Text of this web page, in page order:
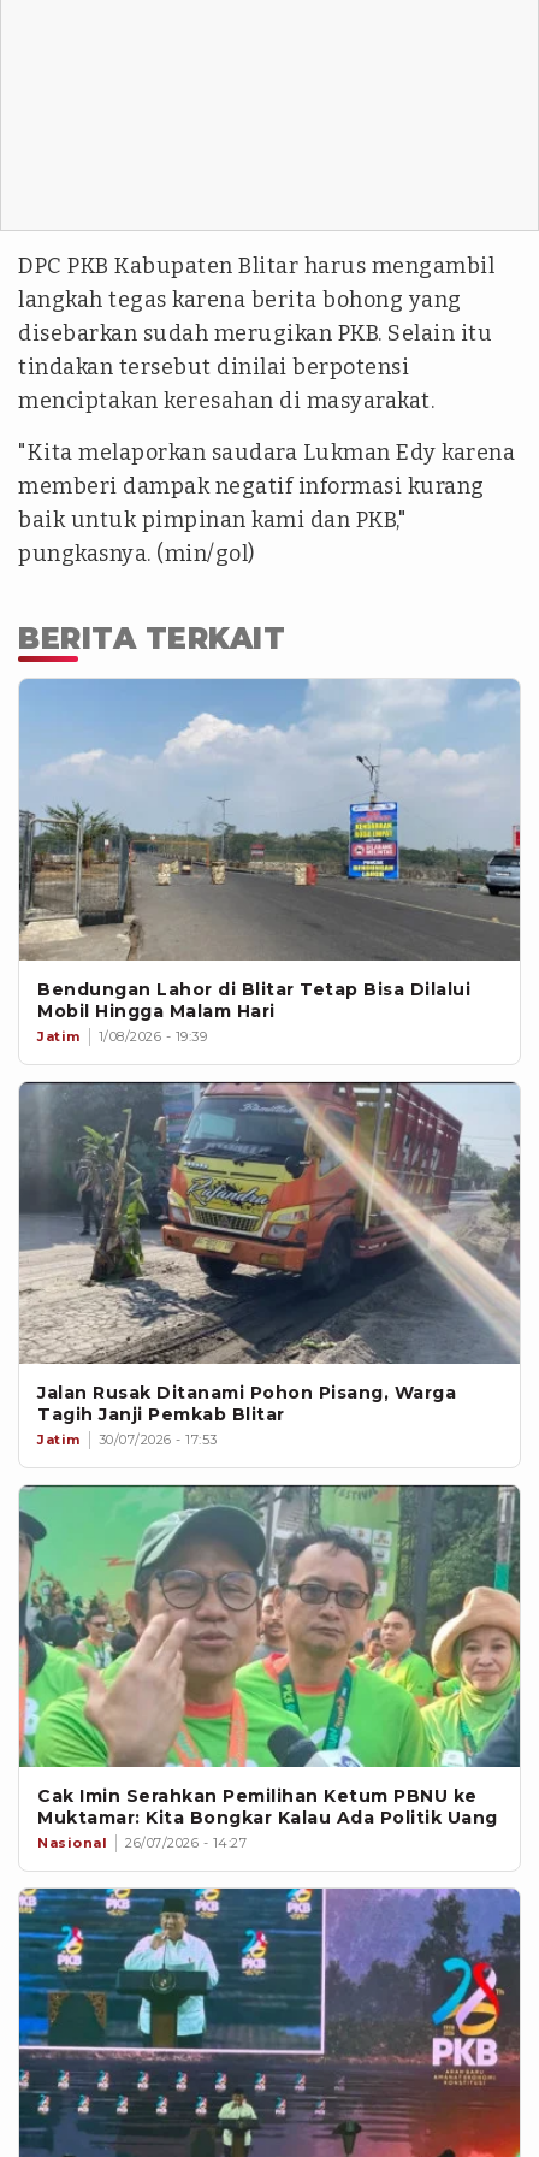
DPC PKB Kabupaten Blitar harus mengambil
langkah tegas karena berita bohong yang
disebarkan sudah merugikan PKB. Selain itu
tindakan tersebut dinilai berpotensi
menciptakan keresahan di masyarakat.
"Kita melaporkan saudara Lukman Edy karena
memberi dampak negatif informasi kurang
baik untuk pimpinan kami dan PKB,"
pungkasnya. (min/gol)
BERITA TERKAIT
Bendungan Lahor di Blitar Tetap Bisa Dilalui
Mobil Hingga Malam Hari
Jatim 1/08/2026 - 19:39
Jalan Rusak Ditanami Pohon Pisang, Warga
Tagih Janji Pemkab Blitar
Jatim 30/07/2026 - 17:53
Cak Imin Serahkan Pemilihan Ketum PBNU ke
Muktamar: Kita Bongkar Kalau Ada Politik Uang
Nasional 26/07/2026 - 14:27